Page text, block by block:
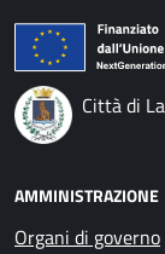
Città di
AMMINISTRAZIONE
Organi di governo